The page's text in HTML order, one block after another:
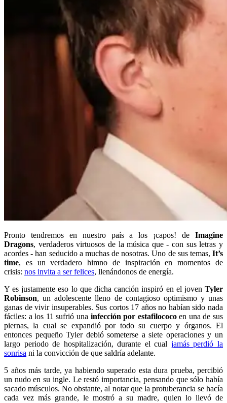
Pronto tendremos en nuestro país a los ¡capos! de Imagine
Dragons, verdaderos virtuosos de la música que - con sus letras y
acordes - han seducido a muchas de nosotras. Uno de sus temas, It’s
time, es un verdadero himno de inspiración en momentos de
crisis: nos invita a ser felices, llenándonos de energía.
Y es justamente eso lo que dicha canción inspiró en el joven Tyler
Robinson, un adolescente lleno de contagioso optimismo y unas
ganas de vivir insuperables. Sus cortos 17 años no habían sido nada
fáciles: a los 11 sufrió una infección por estafilococoen una de sus
piernas, la cual se expandió por todo su cuerpo y órganos. El
entonces pequeño Tyler debió someterse a siete operaciones y un
largo periodo de hospitalización, durante el cual jamás perdió la
sonrisa ni la convicción de que saldría adelante.
5 años más tarde, ya habiendo superado esta dura prueba, percibió
un nudo en su ingle. Le restó importancia, pensando que sólo había
sacado músculos. No obstante, al notar que la protuberancia se hacía
cada vez más grande, le mostró a su madre, quien lo llevó de